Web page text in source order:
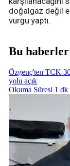
doğalgaz değil
vurgu yaptı.
Bu
Özgenç'ten TCK
yolu açık
Okuma Süresi 1 dk